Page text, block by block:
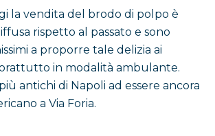
la vendita del brodo di polpo è
rispetto al passato e sono
a proporre tale delizia ai
in modalità ambulante.
antichi di Napoli ad essere ancora
a Via Foria.